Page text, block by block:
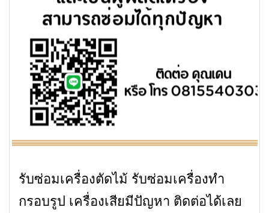
รับซ่อมเครื่องตัดไม้ รับซ่อมเครื่องทำ
กรอบรูป เครื่องเสียมีปัญหา ติดต่อได้เลย